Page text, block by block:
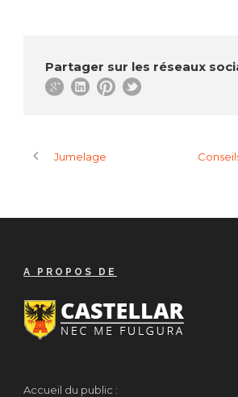
Partager sur les réseaux
Jumelage
A PROPOS DE
Accueil du public :